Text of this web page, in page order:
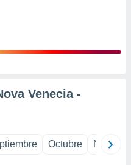
Venecia -
Octubre